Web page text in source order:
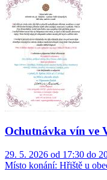
Ochutnávka vín ve
29. 5. 2026 od 17:30 do
Místo konání: Hřiště u